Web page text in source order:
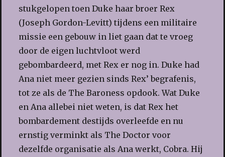
stukgelopen toen Duke haar broer Rex
(Joseph Gordon-Levitt) tijdens een militaire
missie een gebouw in liet gaan dat te vroeg
door de eigen luchtvloot werd
gebombardeerd, met Rex er nog in. Duke had
Ana niet meer gezien sinds Rex’ begrafenis,
tot ze als de The Baroness opdook. Wat Duke
en Ana allebei niet weten, is dat Rex het
bombardement destijds overleefde en nu
ernstig verminkt als The Doctor voor
dezelfde organisatie als Ana werkt, Cobra. Hij